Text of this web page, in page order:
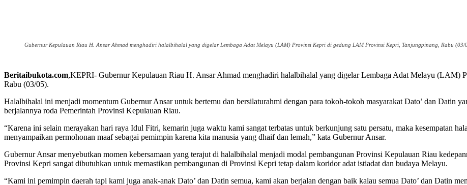
Gubernur Kepulauan Riau H. Ansar Ahmad menghadiri halalbihalal yang digelar Lembaga Adat Melayu (LAM) Provinsi Kepri di gedung LAM Provinsi Kepri, Tanjungpinang, Rabu (03/
Beritaibukota.com,KEPRI- Gubernur Kepulauan Riau H. Ansar Ahmad menghadiri halalbihalal yang digelar Lembaga Adat Melayu
Rabu (03/05).
Halalbihalal ini menjadi momentum Gubernur Ansar untuk bertemu dan bersilaturahmi dengan para tokoh-tokoh masyarakat Dato’ dan Datin
berjalannya roda Pemerintah Provinsi Kepulauan Riau.
“Karena ini selain merayakan hari raya Idul Fitri, kemarin juga waktu kami sangat terbatas untuk berkunjung satu persatu, maka kesempatan
menyampaikan permohonan maaf sebagai pemimpin karena kita manusia yang dhaif dan lemah,” kata Gubernur Ansar.
Gubernur Ansar menyebutkan momen kebersamaan yang terajut di halalbihalal menjadi modal pembangunan Provinsi Kepulauan Riau
Provinsi Kepri sangat dibutuhkan untuk memastikan pembangunan di Provinsi Kepri tetap dalam koridor adat istiadat dan budaya Melayu.
“Kami ini pemimpin daerah tapi kami juga anak-anak Dato’ dan Datin semua, kami akan berjalan dengan baik kalau semua Dato’ dan Datin